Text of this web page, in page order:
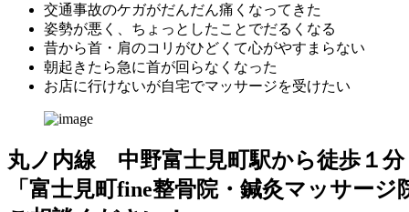
交通事故のケガがだんだん痛くなってきた
姿勢が悪く、ちょっとしたことでだるくなる
昔から首・肩のコリがひどくて心がやすまらない
朝起きたら急に首が回らなくなった
お店に行けないが自宅でマッサージを受けたい
丸ノ内線 中野富士見町駅から徒歩 １分
「富士見町fine整骨院・鍼灸マッサージ